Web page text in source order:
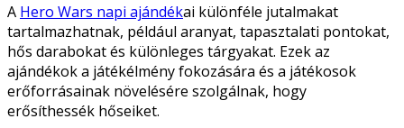
A Hero Wars napi ajándékai különféle jutalmakat
tartalmazhatnak, például aranyat, tapasztalati pontokat,
hős darabokat és különleges tárgyakat. Ezek az
ajándékok a játékélmény fokozására és a játékosok
erőforrásainak növelésére szolgálnak, hogy
erősíthessék hőseiket.